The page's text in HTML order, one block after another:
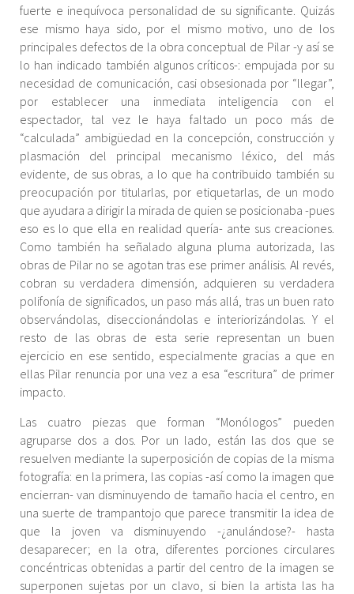
fuerte e inequívoca personalidad de su significante. Quizás
ese mismo haya sido, por el mismo motivo, uno de los
principales defectos de la obra conceptual de Pilar -y así se
lo han indicado también algunos críticos-: empujada por su
necesidad de comunicación, casi obsesionada por “llegar”,
por establecer una inmediata inteligencia con el
espectador, tal vez le haya faltado un poco más de
“calculada” ambigüedad en la concepción, construcción y
plasmación del principal mecanismo léxico, del más
evidente, de sus obras, a lo que ha contribuido también su
preocupación por titularlas, por etiquetarlas, de un modo
que ayudara a dirigir la mirada de quien se posicionaba -pues
eso es lo que ella en realidad quería- ante sus creaciones.
Como también ha señalado alguna pluma autorizada, las
obras de Pilar no se agotan tras ese primer análisis. Al revés,
cobran su verdadera dimensión, adquieren su verdadera
polifonía de significados, un paso más allá, tras un buen rato
observándolas, diseccionándolas e interiorizándolas. Y el
resto de las obras de esta serie representan un buen
ejercicio en ese sentido, especialmente gracias a que en
ellas Pilar renuncia por una vez a esa “escritura” de primer
impacto.
Las cuatro piezas que forman “Monólogos” pueden
agruparse dos a dos. Por un lado, están las dos que se
resuelven mediante la superposición de copias de la misma
fotografía: en la primera, las copias -así como la imagen que
encierran- van disminuyendo de tamaño hacia el centro, en
una suerte de trampantojo que parece transmitir la idea de
que la joven va disminuyendo -¿anulándose?- hasta
desaparecer; en la otra, diferentes porciones circulares
concéntricas obtenidas a partir del centro de la imagen se
superponen sujetas por un clavo, si bien la artista las ha